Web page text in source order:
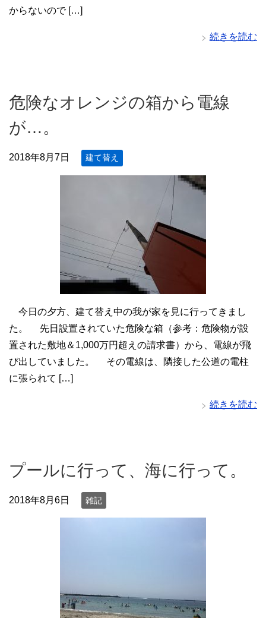
からないので […]
続きを読む
危険なオレンジの箱から電線
が…。
2018年8月7日 建て替え
今日の夕方、建て替え中の我が家を見に行ってきまし
た。 先日設置されていた危険な箱（参考：危険物が設
置された敷地＆1,000万円超えの請求書）から、電線が飛
び出していました。 その電線は、隣接した公道の電柱
に張られて […]
続きを読む
プールに行って、海に行って。
2018年8月6日 雑記